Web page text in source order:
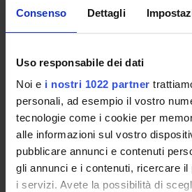
Consenso Dettagli
Uso responsabile dei dati
Noi e i nostri 1022 partner
personali, ad esempio il vostro
tecnologie come i cookie per
alle informazioni sul vostro
pubblicare annunci e contenuti
gli annunci e i contenuti, ricercare il
i servizi. Avete la possibilità di
Finanziamento:assegnato e gestito
Riccardo Panattoni
Professore ordinario